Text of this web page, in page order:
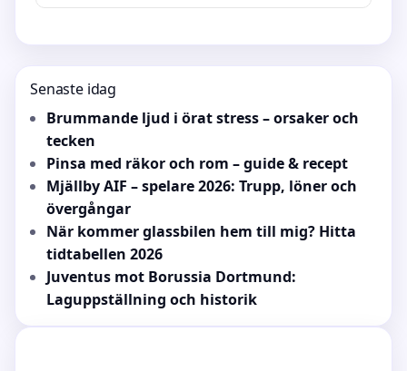
Senaste idag
Brummande ljud i örat stress – orsaker och
tecken
Pinsa med räkor och rom – guide & recept
Mjällby AIF – spelare 2026: Trupp, löner och
övergångar
När kommer glassbilen hem till mig? Hitta
tidtabellen 2026
Juventus mot Borussia Dortmund:
Laguppställning och historik